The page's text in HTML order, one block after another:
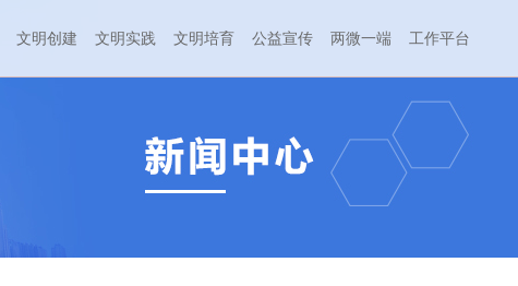
文明创建 文明实践 文明培育 公益宣传 两微一端 工作平台